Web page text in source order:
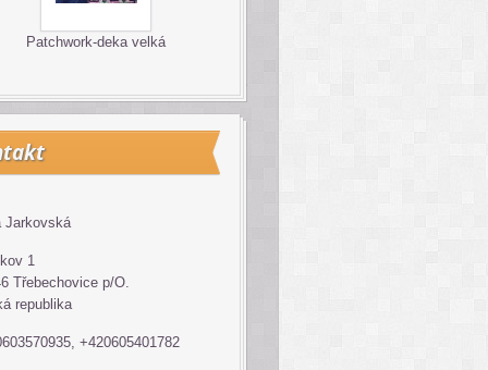
Patchwork-deka velká
Jarkovská
1
Třebechovice p/O.
republika
+420605401782